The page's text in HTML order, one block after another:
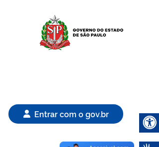
Entrar com o gov.br